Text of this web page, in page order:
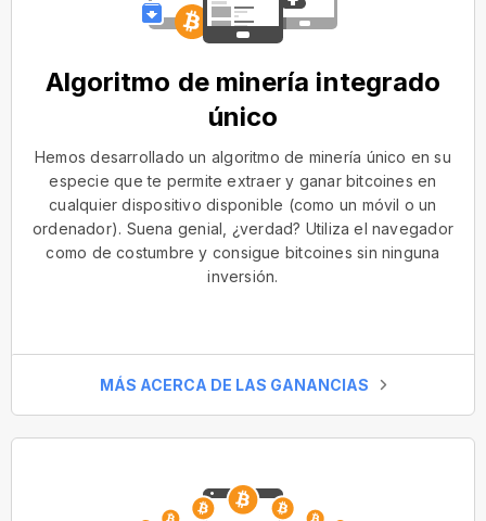
Algoritmo de minería integrado
único
Hemos desarrollado un algoritmo de minería único en su
especie que te permite extraer y ganar bitcoines en
cualquier dispositivo disponible (como un móvil o un
ordenador). Suena genial, ¿verdad? Utiliza el navegador
como de costumbre y consigue bitcoines sin ninguna
inversión.
MÁS ACERCA DE LAS GANANCIAS